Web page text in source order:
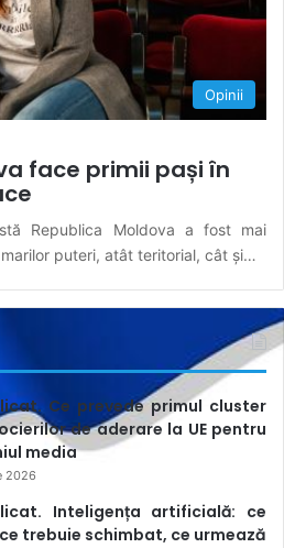
Opinii
face primii pași în
Republica Moldova a fost mai
puteri, atât teritorial, cât și…
Ce prevede primul cluster
de aderare la UE pentru
media
2026
Inteligența artificială: ce
trebuie schimbat, ce urmează